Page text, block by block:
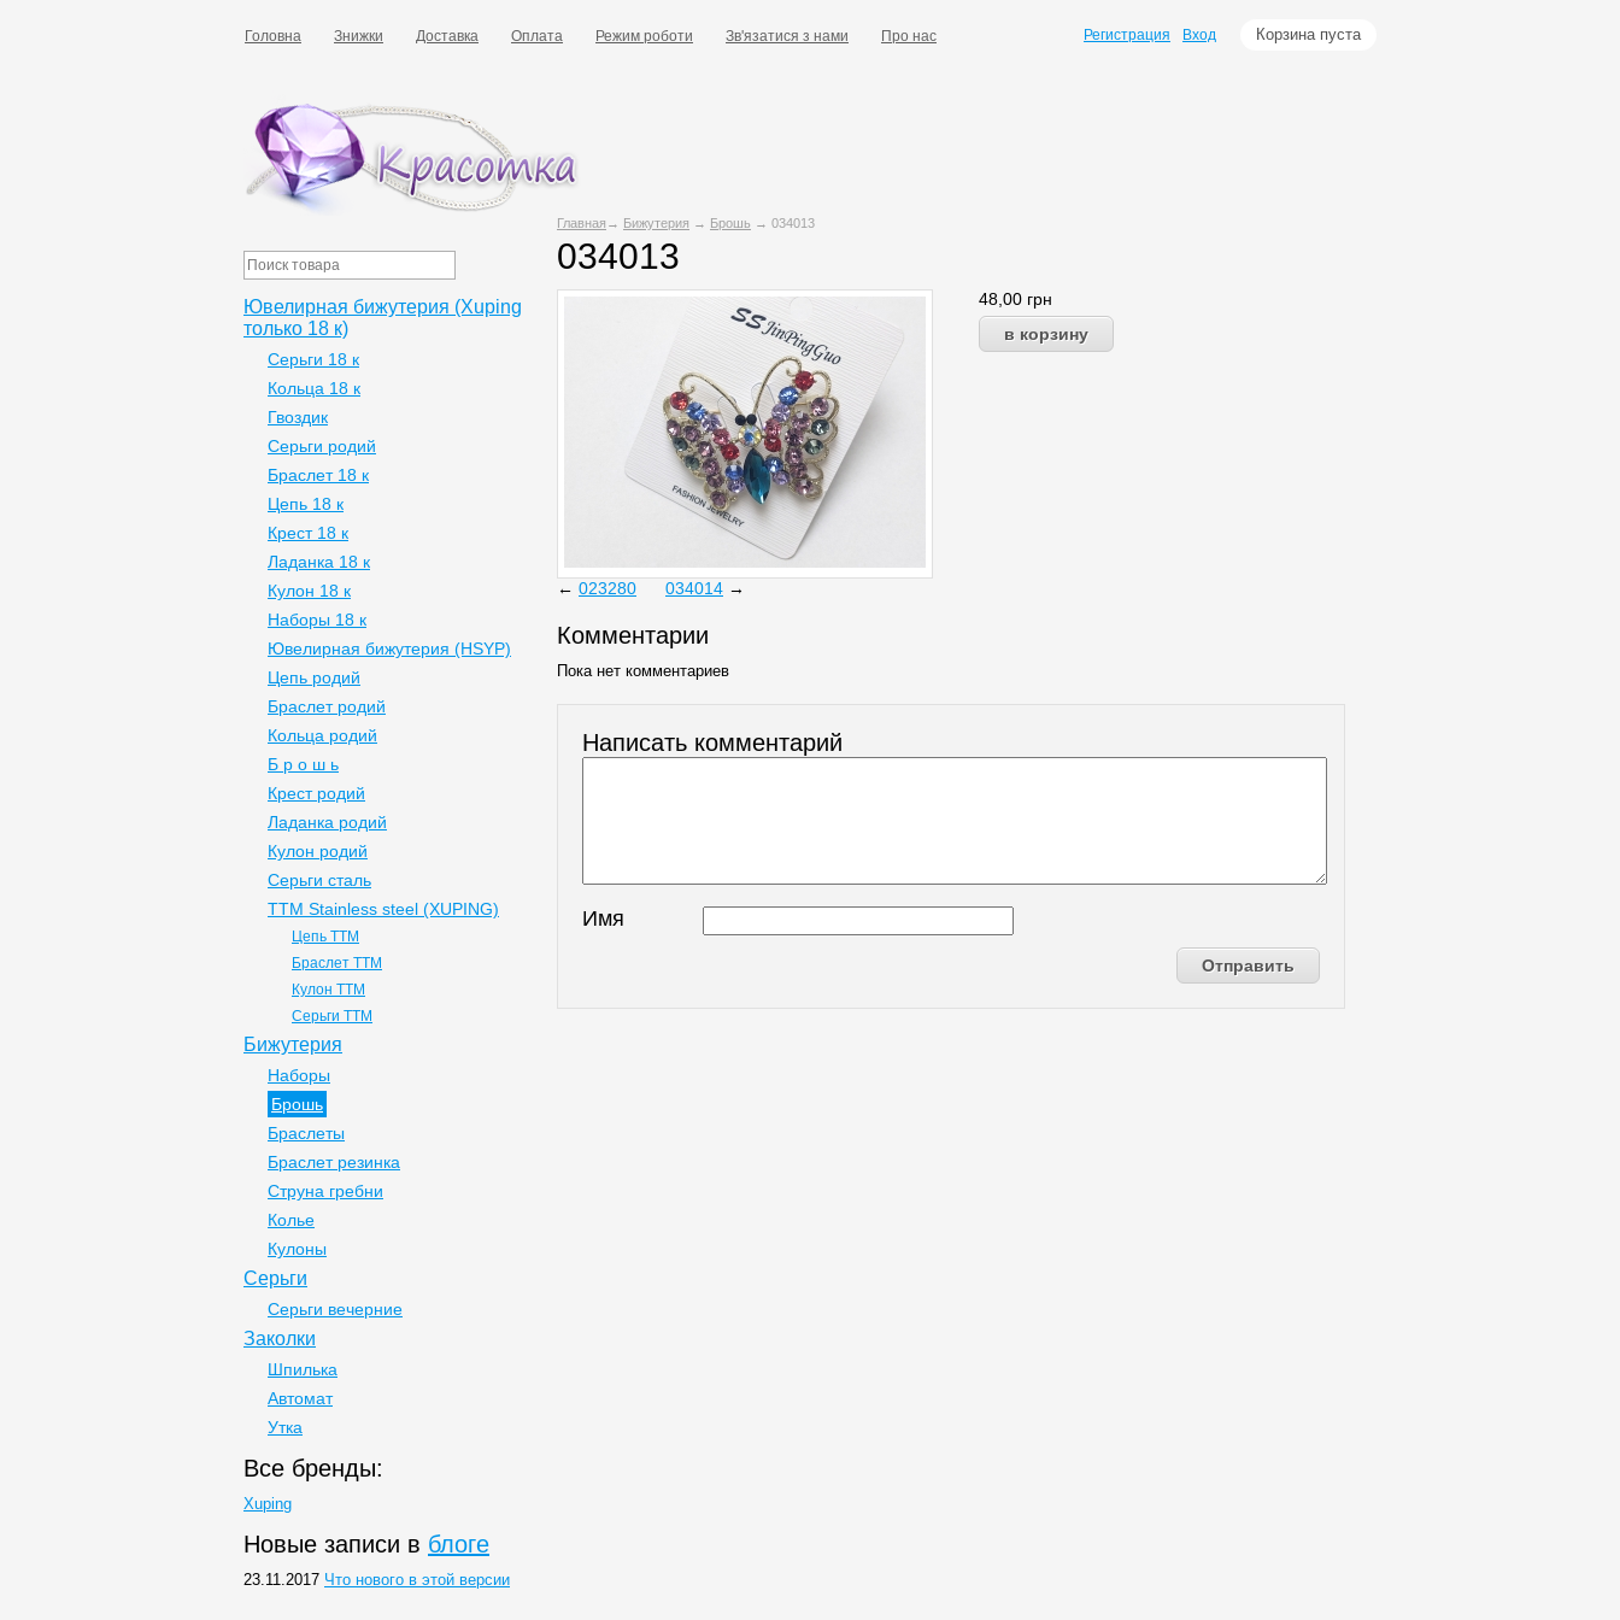
Головна Знижки Доставка Оплата Режим роботи Зв'язатися з нами Про нас Корзина пуста
Регистрация Вход
Главная → Бижутерия → Брошь → 034013
034013
48,00 грн
← 023280 034014 →
Комментарии
Пока нет комментариев
Написать комментарий
Имя
Ювелирная бижутерия (Xuping
только 18 к)
Серьги 18 к
Кольца 18 к
Гвоздик
Серьги родий
Браслет 18 к
Цепь 18 к
Крест 18 к
Ладанка 18 к
Кулон 18 к
Наборы 18 к
Ювелирная бижутерия (HSYP)
Цепь родий
Браслет родий
Кольца родий
Б р о ш ь
Крест родий
Ладанка родий
Кулон родий
Серьги сталь
ТТМ Stainless steel (XUPING)
Цепь ТТМ
Браслет ТТМ
Кулон ТТМ
Серьги ТТМ
Бижутерия
Наборы
Брошь
Браслеты
Браслет резинка
Струна гребни
Колье
Кулоны
Серьги
Серьги вечерние
Заколки
Шпилька
Автомат
Утка
Все бренды:
Xuping
Новые записи в блоге
23.11.2017 Что нового в этой версии